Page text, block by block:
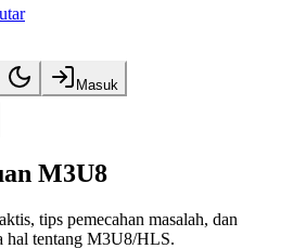
Masuk
M3U8
tips pemecahan masalah, dan
hal tentang M3U8/HLS.